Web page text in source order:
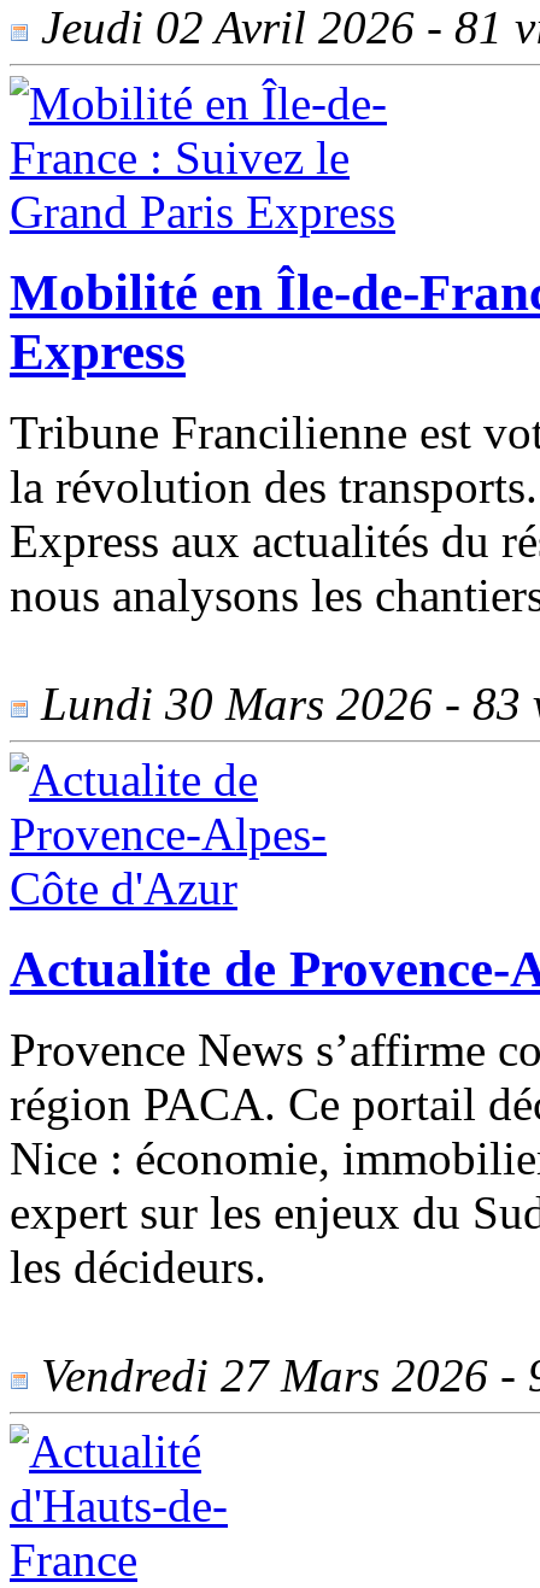
Jeudi 02 Avril 2026 - 81
Mobilité en Île-de-
Express
Tribune Francilienne est
la révolution des
Express aux actualités du
nous analysons les
Lundi 30 Mars 2026 - 83
Actualite de Provence-
Provence News s’affirme
région PACA. Ce portail
Nice : économie,
expert sur les enjeux du
les décideurs.
Vendredi 27 Mars 2026 -